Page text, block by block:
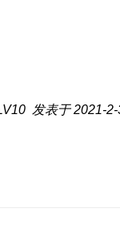
发表于 2021-